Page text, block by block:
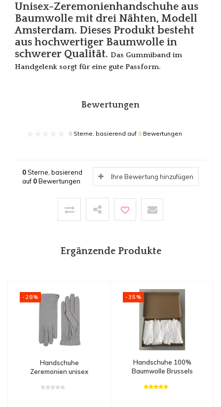
Unisex-Zeremonienhandschuhe aus
Baumwolle mit drei Nähten, Modell
Amsterdam. Dieses Produkt besteht
aus hochwertiger Baumwolle in
schwerer Qualität. Das Gummiband im
Handgelenk sorgt für eine gute Passform.
Bewertungen
0 Sterne, basierend auf 0 Bewertungen
0Sterne, basierend
auf 0Bewertungen
Ihre Bewertung hinzufügen
Ergänzende Produkte
-28%
Handschuhe
Zeremonien unisex
-35%
Handschuhe 100%
Baumwolle Brussels